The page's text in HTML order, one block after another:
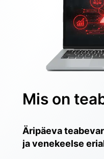
Mis on
Äripäeva
ja venekeelse